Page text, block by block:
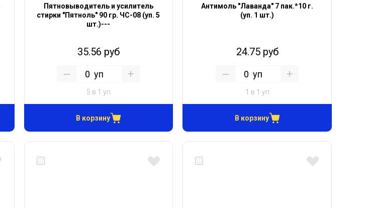
Пятновыводитель и усилитель
стирки "Пятноль" 90 гр. ЧС-08 (уп. 5
шт.)---
35.56 руб
уп
5 в 1 уп
В корзину
Антимоль "Лаванда" 7 пак.*10 г.
(уп. 1 шт.)
24.75 руб
уп
1 в 1 уп
В корзину